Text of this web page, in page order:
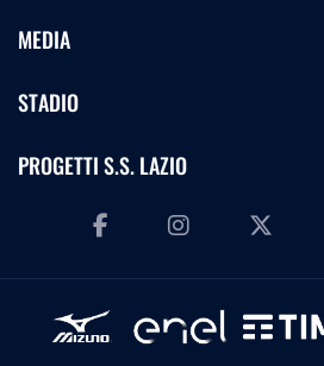
MEDIA
STADIO
PROGETTI S.S. LAZIO